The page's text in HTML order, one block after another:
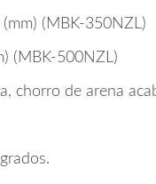
(MBK-350NZL)
(MBK-500NZL)
chorro de arena